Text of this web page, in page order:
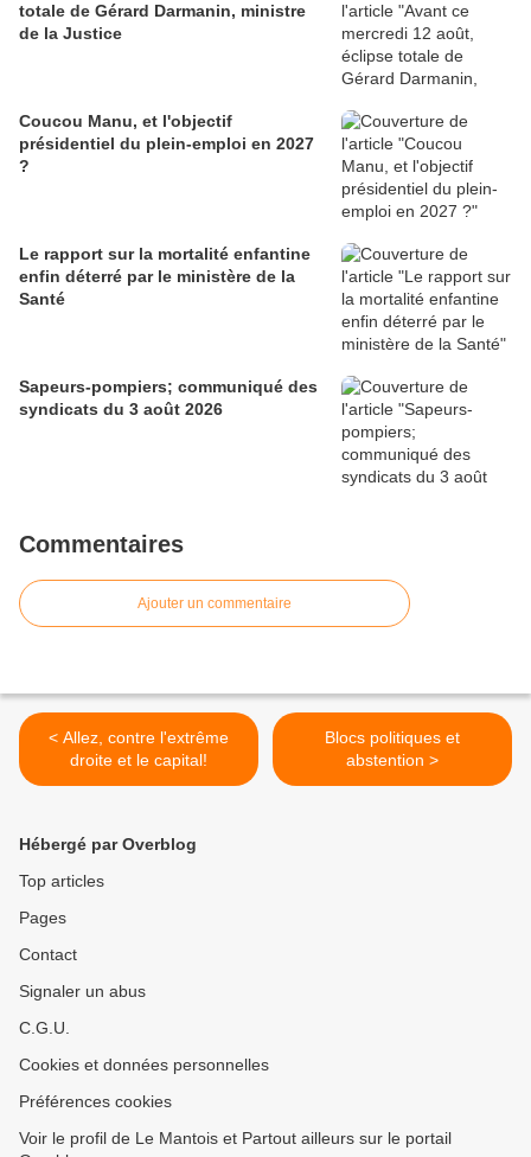
totale de Gérard Darmanin, ministre
de la Justice
Coucou Manu, et l'objectif
présidentiel du plein-emploi en 2027
?
Le rapport sur la mortalité enfantine
enfin déterré par le ministère de la
Santé
Sapeurs-pompiers; communiqué des
syndicats du 3 août 2026
Commentaires
Ajouter un commentaire
< Allez, contre l'extrême
droite et le capital!
Blocs politiques et
abstention >
Hébergé par Overblog
Top articles
Pages
Contact
Signaler un abus
C.G.U.
Cookies et données personnelles
Préférences cookies
Voir le profil de Le Mantois et Partout ailleurs sur le portail